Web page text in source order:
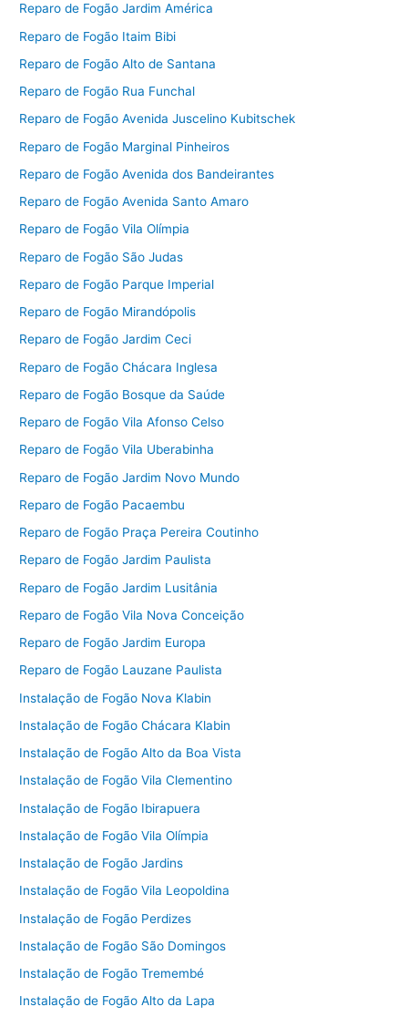
Reparo de Fogão Jardim América
Reparo de Fogão Itaim Bibi
Reparo de Fogão Alto de Santana
Reparo de Fogão Rua Funchal
Reparo de Fogão Avenida Juscelino Kubitschek
Reparo de Fogão Marginal Pinheiros
Reparo de Fogão Avenida dos Bandeirantes
Reparo de Fogão Avenida Santo Amaro
Reparo de Fogão Vila Olímpia
Reparo de Fogão São Judas
Reparo de Fogão Parque Imperial
Reparo de Fogão Mirandópolis
Reparo de Fogão Jardim Ceci
Reparo de Fogão Chácara Inglesa
Reparo de Fogão Bosque da Saúde
Reparo de Fogão Vila Afonso Celso
Reparo de Fogão Vila Uberabinha
Reparo de Fogão Jardim Novo Mundo
Reparo de Fogão Pacaembu
Reparo de Fogão Praça Pereira Coutinho
Reparo de Fogão Jardim Paulista
Reparo de Fogão Jardim Lusitânia
Reparo de Fogão Vila Nova Conceição
Reparo de Fogão Jardim Europa
Reparo de Fogão Lauzane Paulista
Instalação de Fogão Nova Klabin
Instalação de Fogão Chácara Klabin
Instalação de Fogão Alto da Boa Vista
Instalação de Fogão Vila Clementino
Instalação de Fogão Ibirapuera
Instalação de Fogão Vila Olímpia
Instalação de Fogão Jardins
Instalação de Fogão Vila Leopoldina
Instalação de Fogão Perdizes
Instalação de Fogão São Domingos
Instalação de Fogão Tremembé
Instalação de Fogão Alto da Lapa